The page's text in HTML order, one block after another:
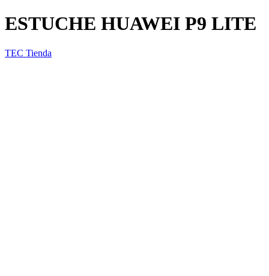
ESTUCHE HUAWEI P9 LITE
TEC Tienda